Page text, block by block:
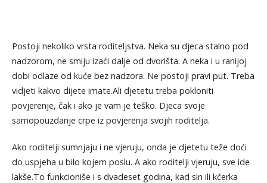
Postoji nekoliko vrsta roditeljstva. Neka su djeca stalno pod
nadzorom, ne smiju izaći dalje od dvorišta. A neka i u ranijoj
dobi odlaze od kuće bez nadzora. Ne postoji pravi put. Treba
vidjeti kakvo dijete imate.Ali djetetu treba pokloniti
povjerenje, čak i ako je vam je teško. Djeca svoje
samopouzdanje crpe iz povjerenja svojih roditelja.
Ako roditelji sumnjaju i ne vjeruju, onda je djetetu teže doći
do uspjeha u bilo kojem poslu. A ako roditelji vjeruju, sve ide
lakše.To funkcioniše i s dvadeset godina, kad sin ili kćerka